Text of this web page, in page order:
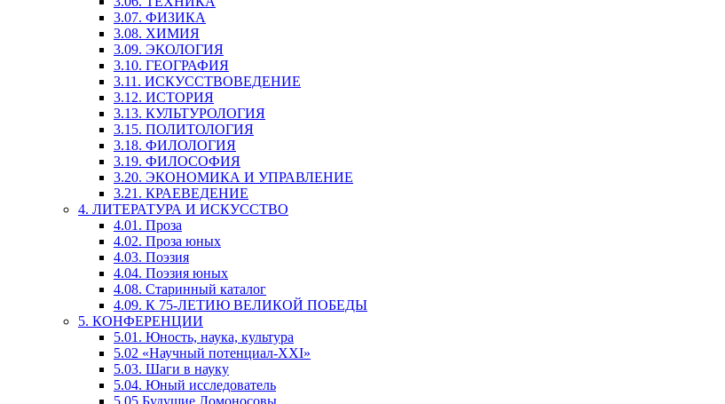
3.07. ФИЗИКА
3.08. ХИМИЯ
3.09. ЭКОЛОГИЯ
3.10. ГЕОГРАФИЯ
3.11. ИСКУССТВОВЕДЕНИЕ
3.12. ИСТОРИЯ
3.13. КУЛЬТУРОЛОГИЯ
3.15. ПОЛИТОЛОГИЯ
3.18. ФИЛОЛОГИЯ
3.19. ФИЛОСОФИЯ
3.20. ЭКОНОМИКА И УПРАВЛЕНИЕ
3.21. КРАЕВЕДЕНИЕ
4. ЛИТЕРАТУРА И ИСКУССТВО
4.01. Проза
4.02. Проза юных
4.03. Поэзия
4.04. Поэзия юных
4.08. Старинный каталог
4.09. К 75-ЛЕТИЮ ВЕЛИКОЙ ПОБЕДЫ
5. КОНФЕРЕНЦИИ
5.01. Юность, наука, культура
5.02 «Научный потенциал-XXI»
5.03. Шаги в науку
5.04. Юный исследователь
5.05 Будущие Ломоносовы